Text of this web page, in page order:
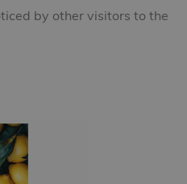
by other visitors to the